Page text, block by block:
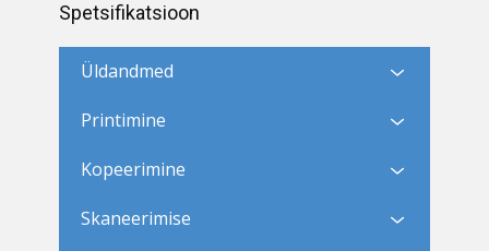
Spetsifikatsioon
Üldandmed
Printimine
Kopeerimine
Skaneerimise